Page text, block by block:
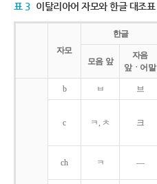
표 3 이탈리아어 자모와 한글 대조표
자모
한글
모음 앞
자음
앞ㆍ어말
b ㅂ 브
c ㅋ, ㅊ 크
ch ㅋ ―